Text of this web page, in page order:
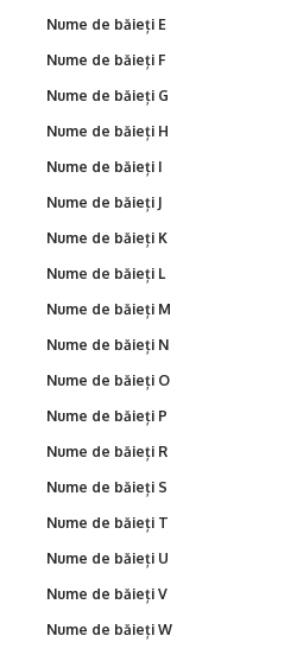
Nume de băieți E
Nume de băieți F
Nume de băieți G
Nume de băieți H
Nume de băieți I
Nume de băieți J
Nume de băieți K
Nume de băieți L
Nume de băieți M
Nume de băieți N
Nume de băieți O
Nume de băieți P
Nume de băieți R
Nume de băieți S
Nume de băieți T
Nume de băieți U
Nume de băieți V
Nume de băieți W